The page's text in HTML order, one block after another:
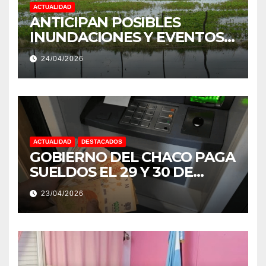
ACTUALIDAD
ANTICIPAN POSIBLES
INUNDACIONES Y EVENTOS
EXTREMOS: “PODRÍA SER UN
NIÑO MUY IMPORTANTE”
24/04/2026
ACTUALIDAD DESTACADOS
GOBIERNO DEL CHACO PAGA
SUELDOS EL 29 Y 30 DE
ABRIL, CON EL 2% DE
AUMENTO
23/04/2026